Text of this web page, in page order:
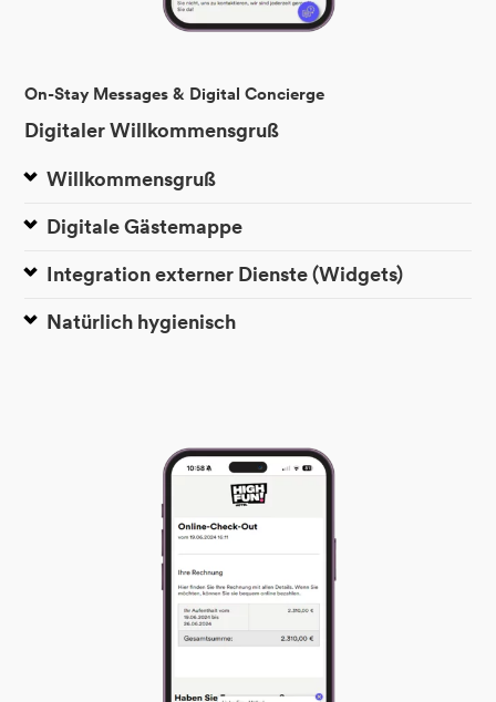
On-Stay Messages & Digital Concierge
Digitaler Willkommensgruß
Willkommensgruß
Digitale Gästemappe
Integration externer Dienste (Widgets)
Natürlich hygienisch